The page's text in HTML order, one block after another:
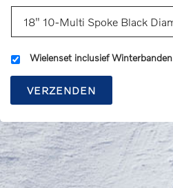
Wielenset inclusief Winterbanden
VERZENDEN